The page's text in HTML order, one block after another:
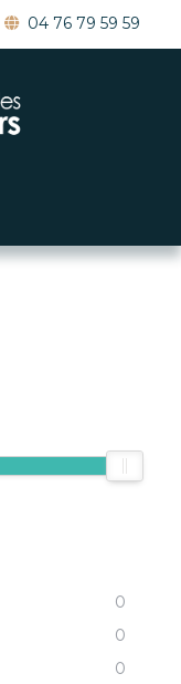
04 76 79 59 59
0
0
0